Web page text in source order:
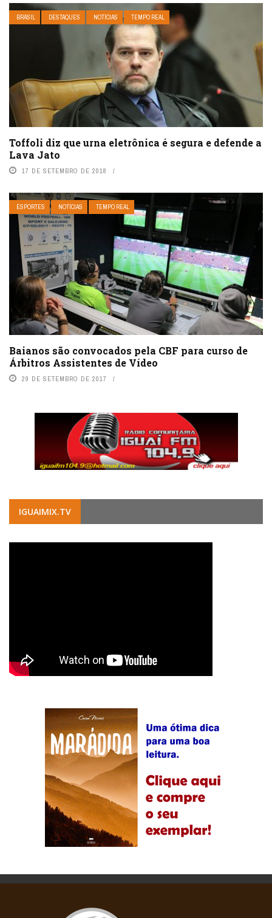
BRASIL DESTAQUES NOTÍCIAS TEMPO REAL
Toffoli diz que urna eletrônica é segura e defende a
Lava Jato
17 DE SETEMBRO DE 2018
ESPORTES NOTÍCIAS TEMPO REAL
Baianos são convocados pela CBF para curso de
Árbitros Assistentes de Vídeo
29 DE SETEMBRO DE 2017
IGUAIMIX.TV